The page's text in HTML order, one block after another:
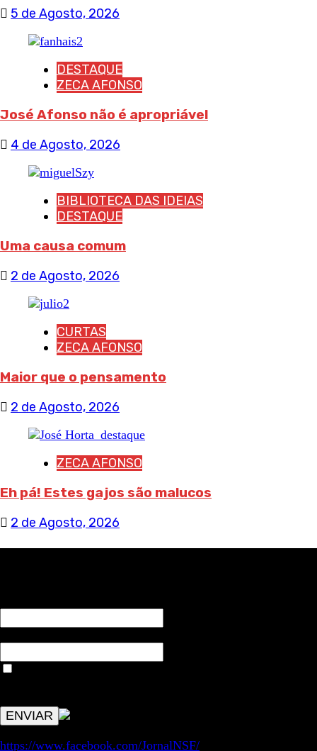
5 de Agosto, 2026
DESTAQUE
ZECA AFONSO
José Afonso não é apropriável
4 de Agosto, 2026
BIBLIOTECA DAS IDEIAS
DESTAQUE
Uma causa comum
2 de Agosto, 2026
CURTAS
ZECA AFONSO
Maior que o pensamento
2 de Agosto, 2026
ZECA AFONSO
Eh pá! Estes gajos são malucos
2 de Agosto, 2026
https://www.facebook.com/JornalNSF/